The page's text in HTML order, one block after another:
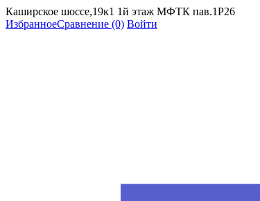
Каширское шоссе,19к1 1й этаж МФТК пав.1Р26
ИзбранноеСравнение (0) Войти